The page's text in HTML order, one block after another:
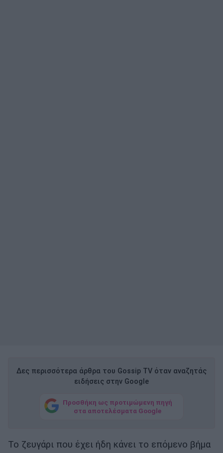
Δες περισσότερα άρθρα του Gossip TV όταν αναζητάς
ειδήσεις στην Google
Προσθήκη ως προτιμώμενη πηγή
στα αποτελέσματα Google
Το ζευγάρι που έχει ήδη κάνει το επόμενο βήμα